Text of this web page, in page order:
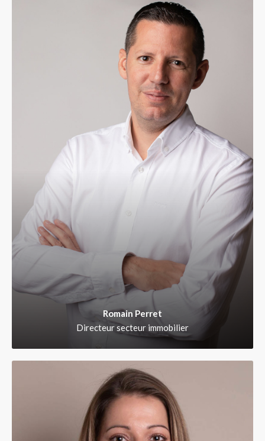
Romain Perret
Directeur secteur immobilier